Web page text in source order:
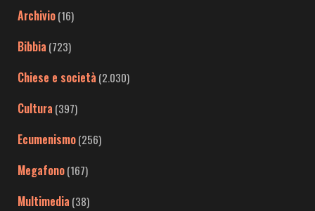
Archivio(16)
Bibbia (723)
Chiese e società (2.030)
Cultura (397)
Ecumenismo(256)
Megafono(167)
Multimedia (38)